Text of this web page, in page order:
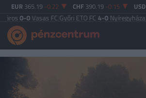
EUR 365.19 -0.22 CHF 390.19 -0.15 USD
FC|Győri ETO FC4-0Nyíregyháza|Újpest FC4-2